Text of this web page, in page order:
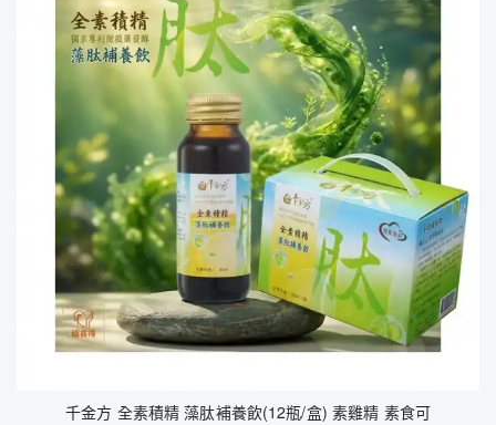
千金方 全素積精 藻肽補養飲(12瓶/盒) 素雞精 素食可